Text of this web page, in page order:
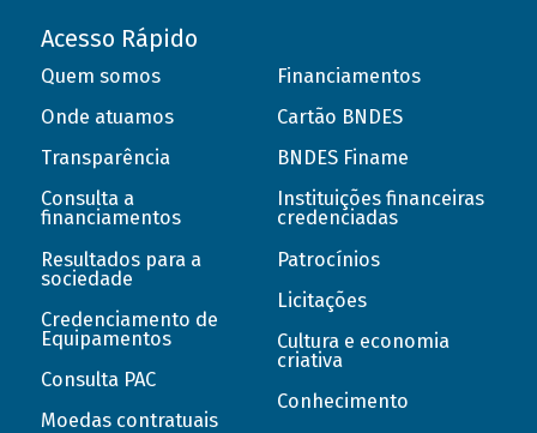
Acesso Rápido
Quem somos
Onde atuamos
Transparência
Consulta a
financiamentos
Resultados para a
sociedade
Credenciamento de
Equipamentos
Consulta PAC
Moedas contratuais
Financiamentos
Cartão BNDES
BNDES Finame
Instituições financeiras
credenciadas
Patrocínios
Licitações
Cultura e economia
criativa
Conhecimento